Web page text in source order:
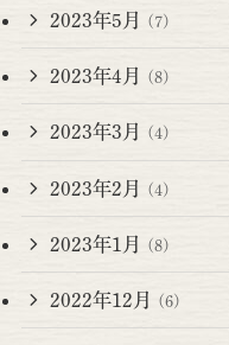
2023年5月 (7)
2023年4月 (8)
2023年3月 (4)
2023年2月 (4)
2023年1月 (8)
2022年12月 (6)